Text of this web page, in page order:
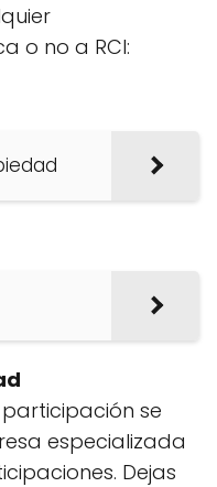
o no a RCI:
participación se
especializada
Dejas